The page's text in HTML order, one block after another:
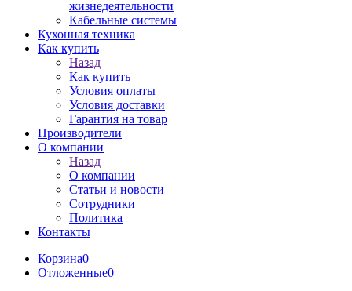
жизнедеятельности
Кабельные системы
Кухонная техника
Как купить
Назад
Как купить
Условия оплаты
Условия доставки
Гарантия на товар
Производители
О компании
Назад
О компании
Статьи и новости
Сотрудники
Политика
Контакты
Корзина0
Отложенные0